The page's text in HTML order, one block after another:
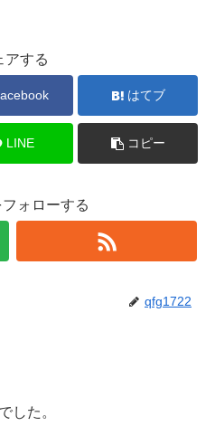
アする
はてブ
LINE コピー
ォローする
qfg1722
した。